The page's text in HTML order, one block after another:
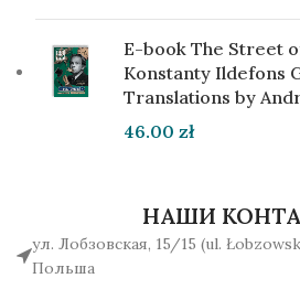
E-book The Street
Konstanty Ildefons
Translations by
46.00 zł
НАШИ
ул. Лобзовская, 15/15 (ul.
Польша